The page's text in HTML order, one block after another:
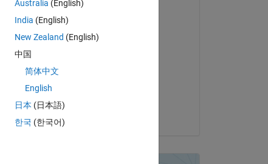
達陽
el 8 de Nov. de 2024
el 19 de Nov. de 2024
Aceptada:
Australia (English)
India (English)
New Zealand (English)
中国
简体中文
English
日本 (日本語)
한국 (한국어)